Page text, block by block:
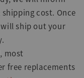
cost. Once
ship out your
most
free replacements